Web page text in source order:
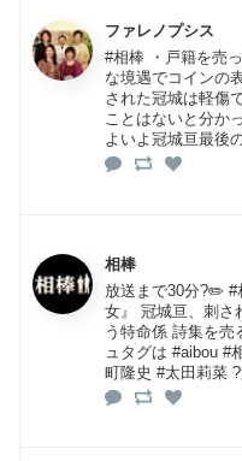
ファレノプシス
#相棒 ・戸籍を売
な境遇でコインの
された冠城は軽傷
ことはないと分か
よいよ冠城亘最後
相棒
放送まで30分?✏️ #
女』 冠城亘、刺
う特命係 詩集を
ュタグは #aibou #
町隆史 #太田莉菜